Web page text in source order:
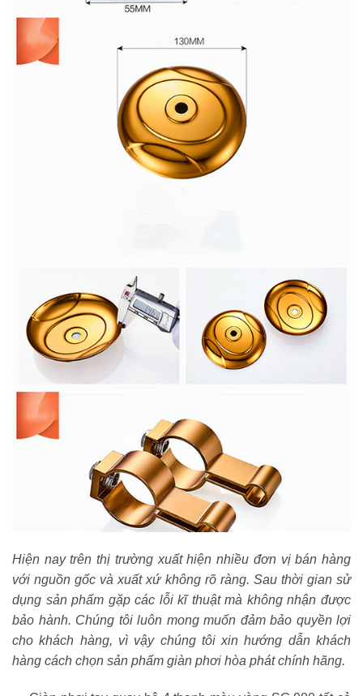
Hiện nay trên thị trường xuất hiện nhiều đơn vị bán hàng
với nguồn gốc và xuất xứ không rõ ràng. Sau thời gian sử
dụng sản phẩm gặp các lỗi kĩ thuật mà không nhận được
bảo hành. Chúng tôi luôn mong muốn đảm bảo quyền lợi
cho khách hàng, vì vậy chúng tôi xin hướng dẫn khách
hàng cách chọn sản phẩm giàn phơi hòa phát chính hãng.